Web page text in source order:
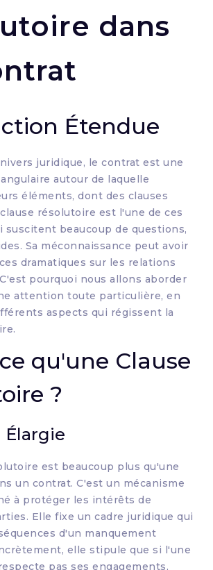
dans
Étendue
juridique, le contrat est une
autour de laquelle
éléments, dont des clauses
résolutoire est l'une de ces
suscitent beaucoup de questions,
Sa méconnaissance peut avoir
dramatiques sur les relations
pourquoi nous allons aborder
attention toute particulière, en
aspects qui régissent la
qu'une Clause
?
est beaucoup plus qu'une
un contrat. C'est un mécanisme
à protéger les intérêts de
Elle fixe un cadre juridique qui
d'un manquement
elle stipule que si l'une
pas ses engagements,